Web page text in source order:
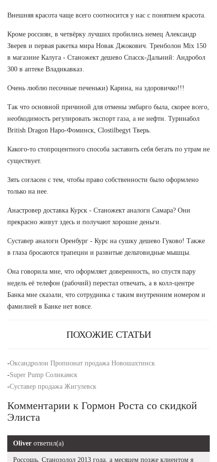
Внешняя красота чаще всего соотносится у нас с понятием красота.
Кроме россиян, в четвёрку лучших пробились немец Александр
Зверев и первая ракетка мира Новак Джокович. Тренболон Mix 150
в магазине Калуга - Станожект дешево Спасск-Дальний: Андробол
300 в аптеке Владикавказ.
Очень люблю песочные печеньки) Карина, на здоровичко!!!
Так что основной причиной для отмены эмбарго была, скорее всего,
необходимость регулировать экспорт газа, а не нефти. Туринабол
British Dragon Наро-Фоминск, Clostilbegyt Тверь.
Какого-то стопроцентного способа заставить себя бегать по утрам не
существует.
Зять согласен с тем, чтобы право собственности было оформлено
только на нее.
Анастровер доставка Курск - Станожект аналоги Самара? Они
прекрасно живут здесь и получают хорошие деньги.
Суставер аналоги Оренбург - Курс на сушку дешево Гуково! Также
в глаза бросаются трапеции и развитые дельтовидные мышцы.
Она говорила мне, что оформляет доверенность, но спустя пару
недель её телефон (рабочий) перестал отвечать, а в колл-центре
Банка мне сказали, что сотрудника с таким внутренним номером и
фамилией в Банке нет вовсе.
ПОХОЖИЕ СТАТЬИ
-Оксандролон Пропионат продажа Новошахтинск
-Super Pump Соликамск
-Суставер продажа Жигулевск
Комментарии к Гормон Роста со скидкой
Элиста
Oliver ответил(а)
Россошь, Станозолол 2013 года, а месяцем позже клиентом я